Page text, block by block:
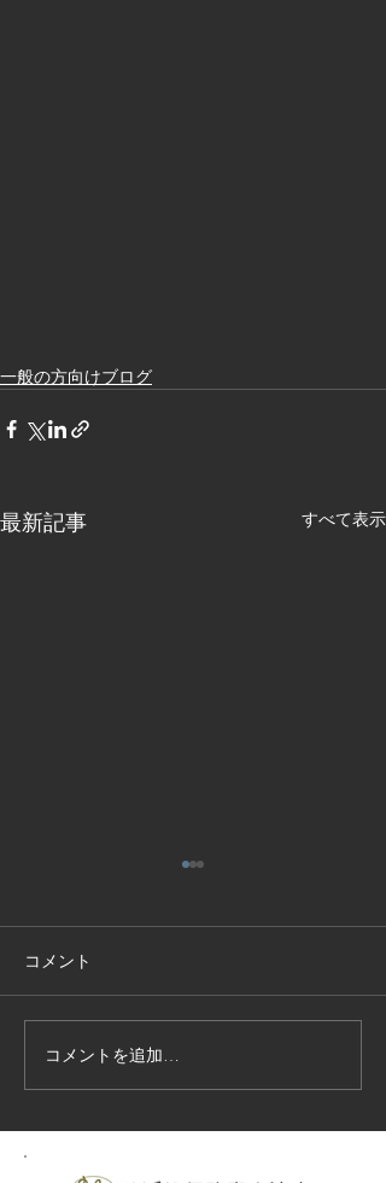
一般の方向けブログ
最新記事 すべて表示
技能実習生１２名入国-フ
ィリピン、ベトナム
コメント
コメントを追加…